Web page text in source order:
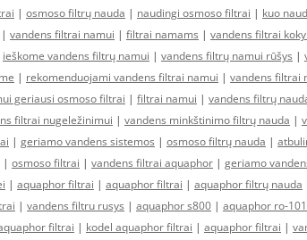
| osmoso filtrų nauda | naudingi osmoso filtrai | kuo
| vandens filtrai namui | filtrai namams | vandens filtrai
ieškome vandens filtrų namui | vandens filtrų namui rūšys |
| rekomenduojami vandens filtrai namui | vandens filtrai
geriausi osmoso filtrai | filtrai namui | vandens filtrų
filtrai nugeležinimui | vandens minkštinimo filtrų nauda |
| geriamo vandens sistemos | osmoso filtrų nauda |
| osmoso filtrai | vandens filtrai aquaphor | geriamo
| aquaphor filtrai | aquaphor filtrai | aquaphor filtrų nauda
| vandens filtru rusys | aquaphor s800 | aquaphor ro-
filtrai | kodel aquaphor filtrai | aquaphor filtrai |